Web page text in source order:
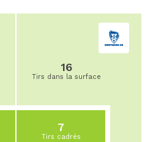
16
Tirs dans la surface
7
Tirs cadrés